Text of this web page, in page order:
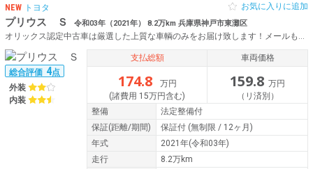
NEW トヨタ
プリウス Ｓ 令和03年（2021年） 8.2万km 兵庫県神戸市東灘区
オリックス認定中古車は厳選した上質な車輌のみをお届け致します！メールもしくはフリーダイヤルにて、お気軽にお問合せ下さい♪
お気に入りに追加
総合評価 4点
外装
内装
支払総額
174.8
万円
(諸費用 15万円含む)
車両価格
159.8 万円
（リ済別）
整備
法定整備付
保証(距離/期間) 保証付 (無制限 / 12ヶ月)
年式
2021年(令和03年)
走行
8.2万km